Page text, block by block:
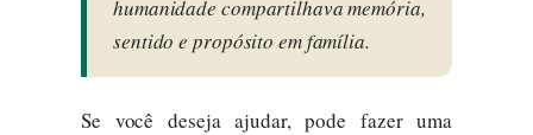
humanidade compartilhava memória,
sentido e propósito em família.
Se você deseja ajudar, pode fazer uma